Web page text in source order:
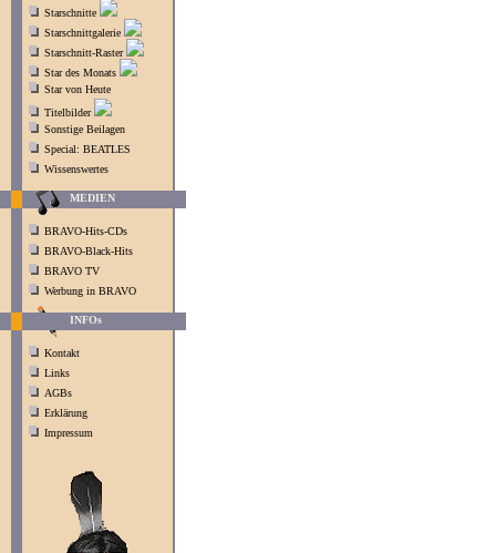
Starschnitte
Starschnittgalerie
Starschnitt-Raster
Star des Monats
Star von Heute
Titelbilder
Sonstige Beilagen
Special: BEATLES
Wissenswertes
MEDIEN
BRAVO-Hits-CDs
BRAVO-Black-Hits
BRAVO TV
Werbung in BRAVO
INFOs
Kontakt
Links
AGBs
Erklärung
Impressum